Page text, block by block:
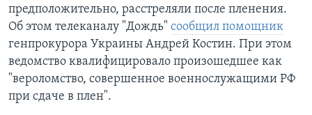
предположительно, расстреляли после пленения.
Об этом телеканалу "Дождь" сообщил помощник
генпрокурора Украины Андрей Костин. При этом
ведомство квалифицировало произошедшее как
"вероломство, совершенное военнослужащими РФ
при сдаче в плен".